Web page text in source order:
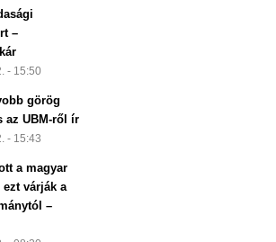
–
- 15:50
görög
az UBM-ről ír
- 15:43
a magyar
várják a
–